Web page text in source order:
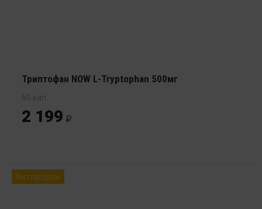
Триптофан NOW L-Tryptophan 500мг
60 кап
2 199
Хит продаж